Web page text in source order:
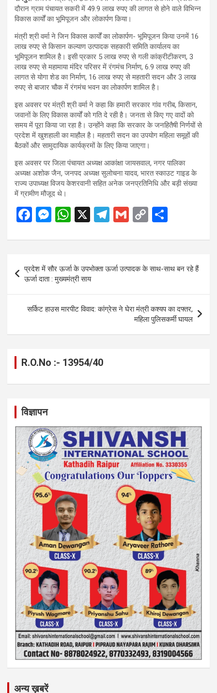
दौरान ग्राम पंचायत सकरी में 49.9 लाख रुपए की लागत से होने वाले विभिन्न
विकास कार्यों का भूमिपूजन और लोकार्पण किया।
मंत्री श्री वर्मा ने जिन विकास कार्यों का लोकार्पण- भूमिपूजन किया उनमें 16
लाख रुपए से किसान कल्याण उत्पादक सहकारी समिति कार्यालय का
भूमिपूजन शामिल है। इसी प्रकार 5 लाख रुपए से गली कांक्रीटीकरण, 3
लाख रुपए से महामाया मंदिर परिसर में रंगमंच निर्माण, 6.9 लाख रुपए की
लागत से योगा शेड का निर्माण, 16 लाख रुपए से महतारी सदन और 3 लाख
रुपए से बाजार चौक में रंगमंच भवन का लोकार्पण शामिल है।
इस अवसर पर मंत्री श्री वर्मा ने कहा कि हमारी सरकार गांव गरीब, किसान,
जवानों के लिए विकास कार्यों को गति दे रही है। जनता से किए गए वादों को
समय में पूरा किया जा रहा है। उन्होंने कहा कि सरकार के जनहितैषी निर्णयों से
प्रदेश में खुशहाली का माहौल है। महतारी सदन का उपयोग महिला समूहों की
बैठकों और सामुदायिक कार्यक्रमों के लिए किया जाएगा।
इस अवसर पर जिला पंचायत अध्यक्ष आकांक्षा जायसवाल, नगर पालिका
अध्यक्ष अशोक जैन, जनपद अध्यक्ष सुलोचना यादव, भारत स्काउट गाइड के
राज्य उपाध्यक्ष विजय केशरवानी सहित अनेक जनप्रतिनिधि और बड़ी संख्या
में ग्रामीण मौजूद थे।
F
ce
b
o
o
k
M
se
n
g
er
W
at
s
A
p
p
X
T
e
gr
a
m
G
ail
C
py
n
k
ar
navigation
प्रदेश में सौर ऊर्जा के उपभोक्ता ऊर्जा उत्पादक के साथ-साथ बन रहे हैं
ऊर्जा दाता : मुख्यमंत्री साय
सर्किट हाउस मारपीट विवाद: कांग्रेस ने घेरा मंत्री कश्यप का दफ्तर,
महिला पुलिसकर्मी घायल
R.O.No :- 13954/40
विज्ञापन
अन्य ख़बरें